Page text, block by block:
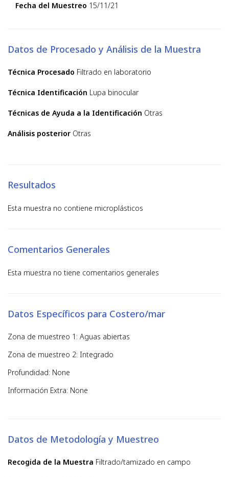
Fecha del Muestreo 15/11/21
Datos de Procesado y Análisis de la Muestra
Técnica Procesado Filtrado en laboratorio
Técnica Identificación Lupa binocular
Técnicas de Ayuda a la Identificación Otras
Análisis posterior Otras
Resultados
Esta muestra no contiene microplásticos
Comentarios Generales
Esta muestra no tiene comentarios generales
Datos Específicos para Costero/mar
Zona de muestreo 1: Aguas abiertas
Zona de muestreo 2: Integrado
Profundidad: None
Información Extra: None
Datos de Metodología y Muestreo
Recogida de la Muestra Filtrado/tamizado en campo